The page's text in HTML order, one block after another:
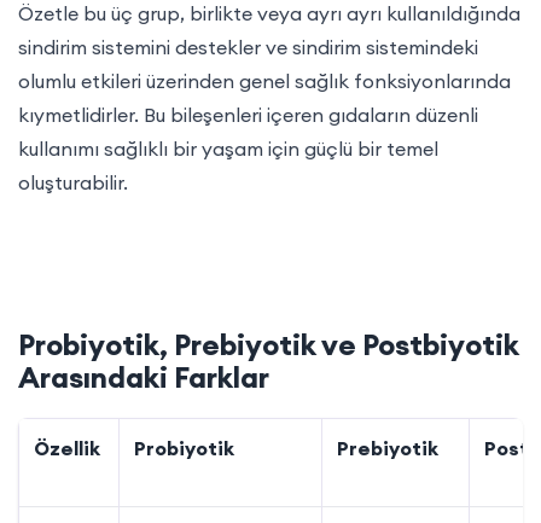
Özetle bu üç grup, birlikte veya ayrı ayrı kullanıldığında
sindirim sistemini destekler ve sindirim sistemindeki
olumlu etkileri üzerinden genel sağlık fonksiyonlarında
kıymetlidirler. Bu bileşenleri içeren gıdaların düzenli
kullanımı sağlıklı bir yaşam için güçlü bir temel
oluşturabilir.
Probiyotik, Prebiyotik ve Postbiyotik
Arasındaki Farklar
Özellik Probiyotik Prebiyotik